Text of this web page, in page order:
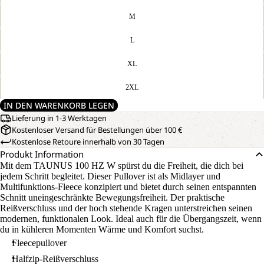
M
L
XL
2XL
IN DEN WARENKORB LEGEN
Lieferung in 1-3 Werktagen
Kostenloser Versand für Bestellungen über 100 €
Kostenlose Retoure innerhalb von 30 Tagen
Produkt Information
Mit dem TAUNUS 100 HZ W spürst du die Freiheit, die dich bei
jedem Schritt begleitet. Dieser Pullover ist als Midlayer und
Multifunktions-Fleece konzipiert und bietet durch seinen entspannten
Schnitt uneingeschränkte Bewegungsfreiheit. Der praktische
Reißverschluss und der hoch stehende Kragen unterstreichen seinen
modernen, funktionalen Look. Ideal auch für die Übergangszeit, wenn
du in kühleren Momenten Wärme und Komfort suchst.
Fleecepullover
Halfzip-Reißverschluss